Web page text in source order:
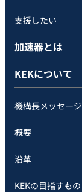
支援したい
加速器とは
KEKについて
機構長メッセージ
概要
沿革
KEKの目指すもの